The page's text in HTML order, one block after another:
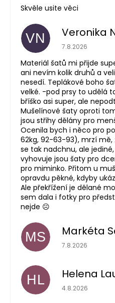
Skvěle usite věci
VN Veronika
Hodnocení
7.8.2026
Materiál šatů mi přijde
ani nevím kolik druhů a
nesedí. Teplákové boho
velké. -pod prsy to udělá
bříško asi super, ale
Mušelínové šaty oproti
jsou střihy dělány pro
Ocenila bych i něco pro
62kg, 92-63-93), mrzí
se tak nadchnu, ale
vyhovuje jsou šaty pro
pro miminko. Přitom u
opravdu pěkné, kdyby
Ale překřížení je dělané
sem dala i fotky pro
nejde ☹️
MS Markéta
Hodnocení
7.8.2026
HL Helena
Hodnocení
4.8.2026